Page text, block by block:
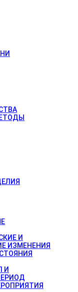
И
ИЗМЕНЕНИЯ
И